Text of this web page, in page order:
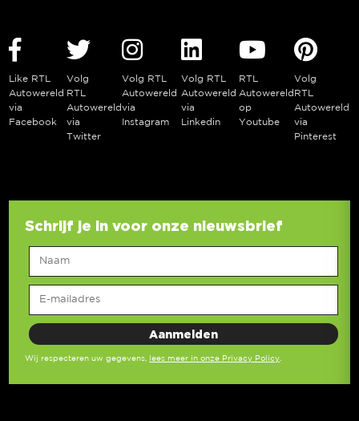
Like RTL
Autowereld
via
Facebook
Volg
RTL
Autowereld
via
Twitter
Volg RTL
Autowereld
via
Instagram
Volg RTL
Autowereld
via
Linkedin
RTL
Autowereld
op
Youtube
Volg
RTL
Autowereld
via
Pinterest
Schrijf je in voor onze nieuwsbrief
Wij respecteren uw gegevens, lees meer in onze Privacy Policy.